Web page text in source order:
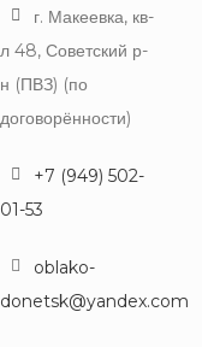
г. Макеевка, кв-
л 48, Советский р-
н (ПВЗ) (по
договорённости)
+7 (949) 502-
01-53
oblako-
donetsk@yandex.com